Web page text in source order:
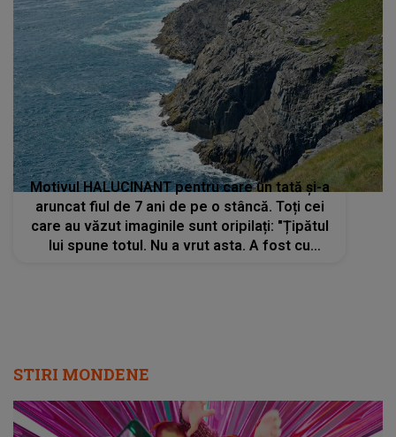
Motivul HALUCINANT pentru care un tată și-a
aruncat fiul de 7 ani de pe o stâncă. Toți cei
care au văzut imaginile sunt oripilați: "Țipătul
lui spune totul. Nu a vrut asta. A fost cu
STIRI MONDENE